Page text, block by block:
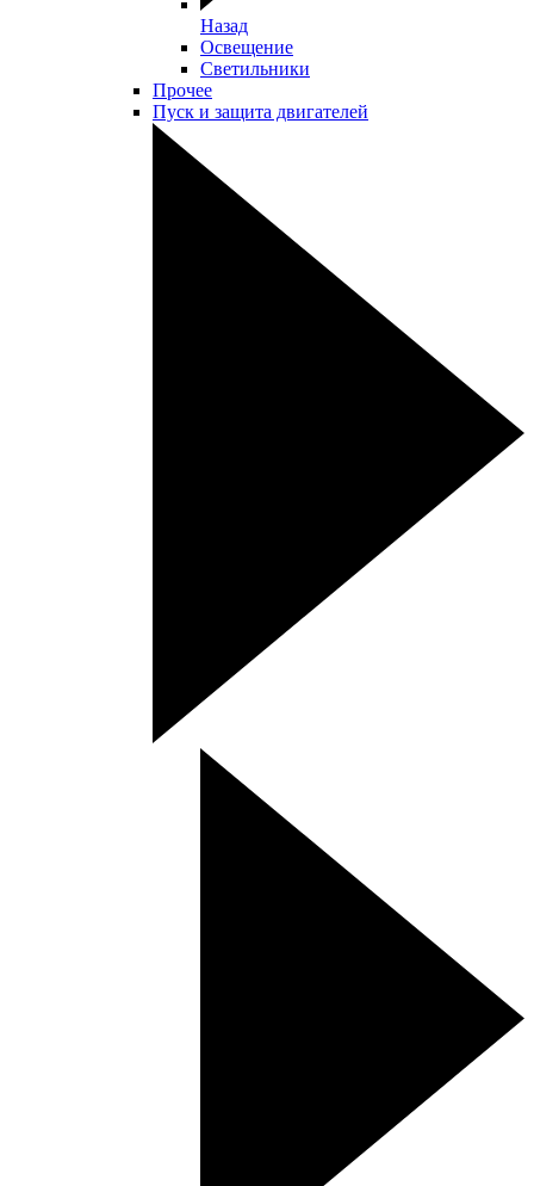
Назад
Освещение
Светильники
Прочее
Пуск и защита двигателей